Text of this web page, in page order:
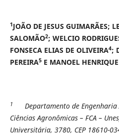
1JOÃO DE JESUS GUIMARÃES;
SALOMÃO2; WELCIO
FONSECA ELIAS DE OLIVEIRA4;
PEREIRA5E MANOEL
1
Departamento de
Ciências Agronômicas – FCA –
Universitária, 3780, CEP 18610-